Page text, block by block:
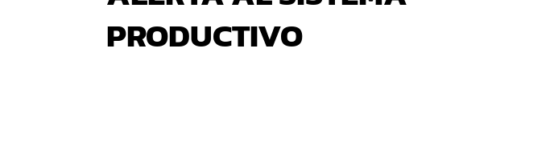
PRODUCTIVO